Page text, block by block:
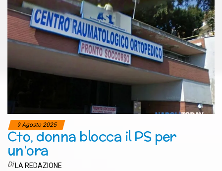
9 Agosto 2025
Cto, donna blocca il PS per
un’ora
Di LA REDAZIONE